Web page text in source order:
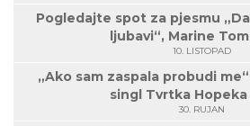
Pogledajte spot za pjesmu
ljubavi“, Marine
10. LISTOPAD
„Ako sam zaspala probudi
singl Tvrtka Hopeka
30. RUJAN